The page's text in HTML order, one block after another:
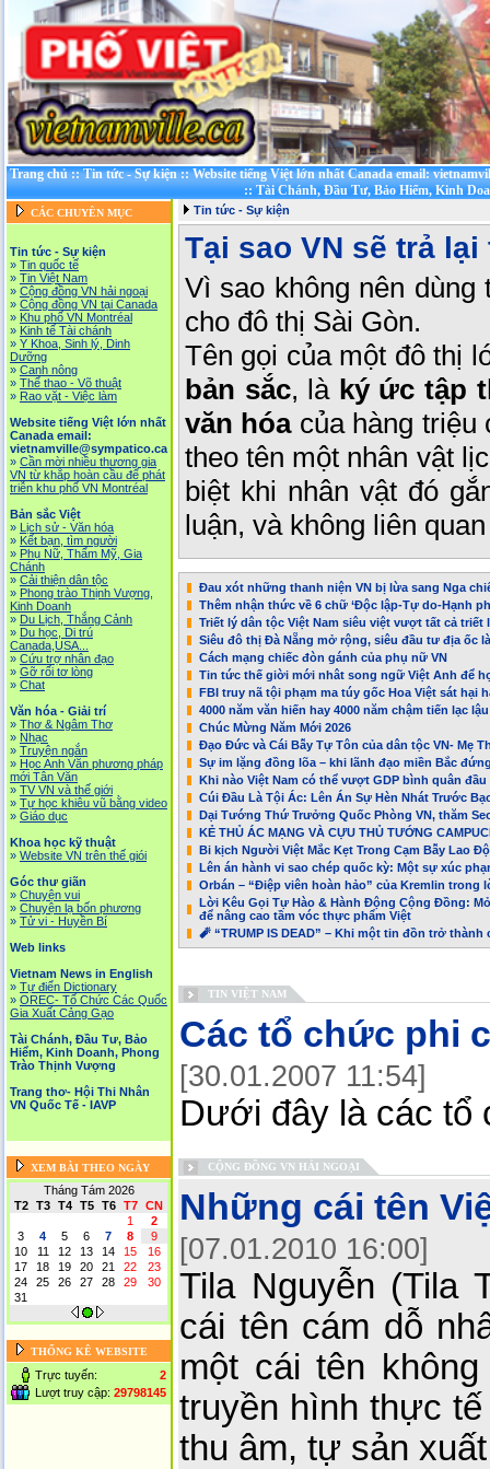
Trang chủ::Tin tức - Sự kiện::Website tiếng Việt lớn nhất Canada email:
::Tài Chánh, Đầu Tư, Bảo Hiểm, Kinh
CÁC CHUYÊN MỤC
Tin tức - Sự kiện
» Tin quốc tế
» Tin Việt Nam
» Cộng đồng VN hải ngoại
» Cộng đồng VN tại Canada
» Khu phố VN Montréal
» Kinh tế Tài chánh
» Y Khoa, Sinh lý, Dinh
Dưỡng
» Canh nông
» Thể thao - Võ thuật
» Rao vặt - Việc làm
Website tiếng Việt lớn nhất
Canada email:
vietnamville@sympatico.ca
» Cần mời nhiều thương gia
VN từ khắp hoàn cầu để phát
triễn khu phố VN Montréal
Bản sắc Việt
» Lịch sử - Văn hóa
» Kết bạn, tìm người
» Phụ Nữ, Thẩm Mỹ, Gia
Chánh
» Cải thiện dân tộc
» Phong trào Thịnh Vượng,
Kinh Doanh
» Du Lịch, Thắng Cảnh
» Du học, Di trú
Canada,USA...
» Cứu trợ nhân đạo
» Gỡ rối tơ lòng
» Chat
Văn hóa - Giải trí
» Thơ & Ngâm Thơ
» Nhạc
» Truyện ngắn
» Học Anh Văn phương pháp
mới Tân Văn
» TV VN và thế giới
» Tự học khiêu vũ bằng video
» Giáo dục
Khoa học kỹ thuật
» Website VN trên thế giói
Góc thư giãn
» Chuyện vui
» Chuyện lạ bốn phương
» Tử vi - Huyền Bí
Web links
Vietnam News in English
» Tự điển Dictionary
» OREC- Tố Chức Các Quốc
Gia Xuất Cảng Gạo
Tài Chánh, Đầu Tư, Bảo
Hiểm, Kinh Doanh, Phong
Trào Thịnh Vượng
Trang thơ- Hội Thi Nhân
VN Quốc Tế - IAVP
XEM BÀI THEO NGÀY
Tháng Tám 2026
T2
T3 T4 T5 T6 T7
CN
1
2
3
4 5 6 7 8
9
10
11 12 13 14 15
16
17
18 19 20 21 22
23
24
25 26 27 28 29
30
31
THỐNG KÊ WEBSITE
Trực tuyến:
2
Lượt truy cập: 29798145
Tin tức - Sự kiện
Tại sao VN sẽ trả
Vì sao không nên
cho đô thị Sài Gòn.
Tên gọi của một đô thị
bản sắc, là ký ức tập
văn hóacủa hàng triệu
theo tên một nhân vật
biệt khi nhân vật đó
luận, và không liên
Đau xót những thanh niện VN bị lừa sang Nga
Thêm nhận thức về 6 chữ ‘Độc lập-Tự do-Hạnh
Triết lý dân tộc Việt Nam siêu việt vượt tất cả triết
Siêu đô thị Đà Nẵng mở rộng, siêu đầu tư địa ốc
Cách mạng chiếc đòn gánh của phụ nữ VN
Tin tức thế giời mới nhât song ngữ Việt Anh để
FBI truy nã tội phạm ma túy gốc Hoa Việt sát hại
4000 năm văn hiến hay 4000 năm chậm tiến lạc
Chúc Mừng Năm Mới 2026
Đạo Đức và Cái Bẫy Tự Tôn của dân tộc VN- Mẹ
Sự im lặng đồng lõa – khi lãnh đạo miền Bắc
Khi nào Việt Nam có thể vượt GDP bình quân
Cúi Đầu Là Tội Ác: Lên Án Sự Hèn Nhát Trước
Dại Tướng Thứ Trưởng Quốc Phòng VN, thăm
KẺ THỦ ÁC MẠNG VÀ CỰU THỦ TƯỚNG
Bi kịch Người Việt Mắc Kẹt Trong Cạm Bẫy Lao
Lên án hành vi sao chép quốc kỳ: Một sự xúc
Orbán – “Điệp viên hoàn hảo” của Kremlin trong
Lời Kêu Gọi Tự Hào & Hành Động Cộng Đồng:
để nâng cao tầm vóc thực phẩm Việt
🧨 “TRUMP IS DEAD” – Khi một tin đồn trở
TIN VIỆT NAM
Các tổ chức phi
[30.01.2007 11:54]
Dưới đây là các tổ
CỘNG ĐỒNG VN HẢI NGOẠI
Những cái tên
[07.01.2010 16:00]
Tila Nguyễn (Tila
cái tên cám dỗ
một cái tên
truyền hình thực
thu âm, tự sản